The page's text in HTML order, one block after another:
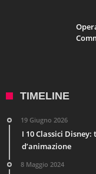
TIMELINE
19 Giugno 2026
I 10 Classici
d’animazione
8 Maggio 2024